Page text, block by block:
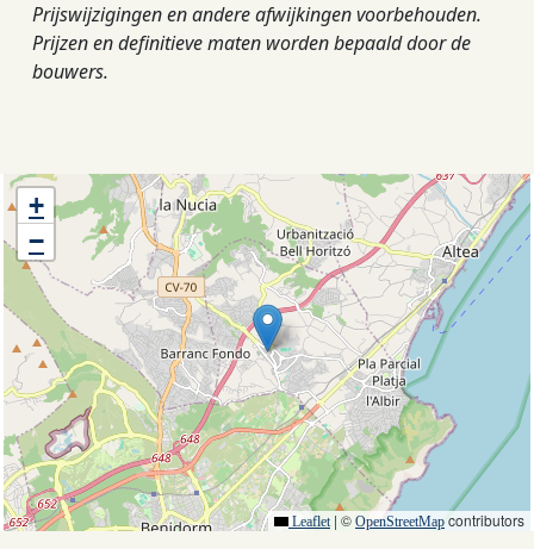
Prijswijzigingen en andere afwijkingen voorbehouden.
Prijzen en definitieve maten worden bepaald door de
bouwers.
+
−
Leaflet | © OpenStreetMap contributors